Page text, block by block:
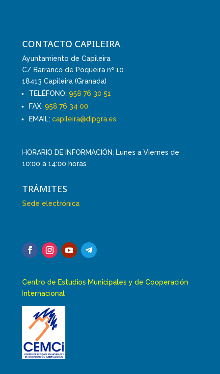
CONTACTO CAPILEIRA
Ayuntamiento de Capileira
C/ Barranco de Poqueira nº 10
18413 Capileira (Granada)
TELÉFONO: 958 76 30 51
FAX: 958 76 34 00
EMAIL: capileira@dipgra.es
HORARIO DE INFORMACIÓN: Lunes a Viernes de
10:00 a 14:00 horas
TRÁMITES
Sede electrónica
Centro de Estudios Municipales y de Cooperación
Internacional